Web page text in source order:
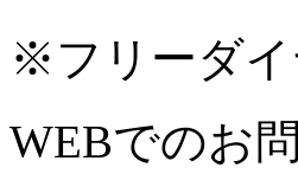
※フリーダイ
WEBでのお